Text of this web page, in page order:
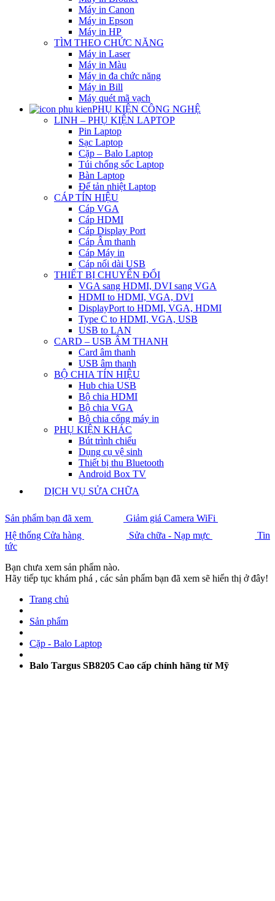
Máy in Canon
Máy in Epson
Máy in HP
TÌM THEO CHỨC NĂNG
Máy in Laser
Máy in Màu
Máy in đa chức năng
Máy in Bill
Máy quét mã vạch
PHỤ KIỆN CÔNG NGHỆ
LINH – PHỤ KIỆN LAPTOP
Pin Laptop
Sạc Laptop
Cặp – Balo Laptop
Túi chống sốc Laptop
Bàn Laptop
Đế tản nhiệt Laptop
CÁP TÍN HIỆU
Cáp VGA
Cáp HDMI
Cáp Display Port
Cáp Âm thanh
Cáp Máy in
Cáp nối dài USB
THIẾT BỊ CHUYỂN ĐỔI
VGA sang HDMI, DVI sang VGA
HDMI to HDMI, VGA, DVI
DisplayPort to HDMI, VGA, HDMI
Type C to HDMI, VGA, USB
USB to LAN
CARD – USB ÂM THANH
Card âm thanh
USB âm thanh
BỘ CHIA TÍN HIỆU
Hub chia USB
Bộ chia HDMI
Bộ chia VGA
Bộ chia cổng máy in
PHỤ KIỆN KHÁC
Bút trình chiếu
Dụng cụ vệ sinh
Thiết bị thu Bluetooth
Android Box TV
DỊCH VỤ SỬA CHỮA
Sản phẩm bạn đã xem
Giảm giá Camera WiFi
Hệ thống Cửa hàng
Sửa chữa - Nạp mực
Tin
tức
Bạn chưa xem sản phẩm nào.
Hãy tiếp tục khám phá , các sản phẩm bạn đã xem sẽ hiển thị ở đây!
Trang chủ
Sản phẩm
Cặp - Balo Laptop
Balo Targus SB8205 Cao cấp chính hãng từ Mỹ